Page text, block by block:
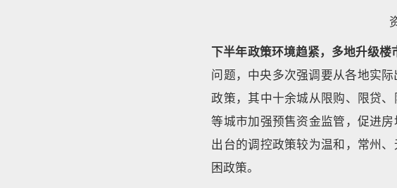
下半年政策环境趋紧，多地升级楼
问题，中央多次强调要从各地实
政策，其中十余城从限购、限贷
等城市加强预售资金监管，促进
出台的调控政策较为温和，常州
困政策。